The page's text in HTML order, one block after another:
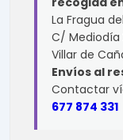
La Fragua
C/ Mediodía
Villar de
Envíos al
Contactar
677 874 331